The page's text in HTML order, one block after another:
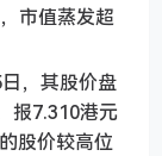
市值蒸发超
，其股价盘
报7.310港元
股价较高位